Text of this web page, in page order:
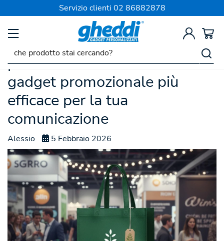
Servizio clienti 02 86882878
SPEDIZIONE SEMPRE GRATIS
Perché le shopper
personalizzate sono ancora il
gadget promozionale più
efficace per la tua
comunicazione
Alessio 5 Febbraio 2026